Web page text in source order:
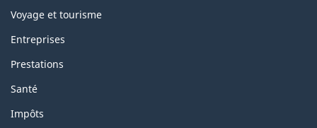
Voyage et tourisme
Entreprises
Prestations
Santé
Impôts